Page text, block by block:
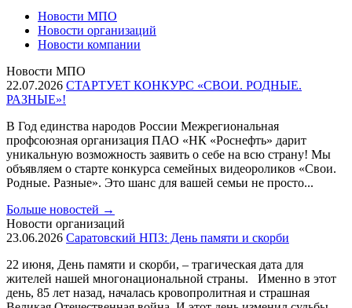
Новости МПО
Новости организаций
Новости компании
Новости МПО
22.07.2026 СТАРТУЕТ КОНКУРС «СВОИ. РОДНЫЕ.
РАЗНЫЕ»!
В Год единства народов России Межрегиональная
профсоюзная организация ПАО «НК «Роснефть» дарит
уникальную возможность заявить о себе на всю страну! Мы
объявляем о старте конкурса семейных видеороликов «Свои.
Родные. Разные». Это шанс для вашей семьи не просто...
Больше новостей →
Новости организаций
23.06.2026 Саратовский НПЗ: День памяти и скорби
22 июня, День памяти и скорби, – трагическая дата для
жителей нашей многонациональной страны. Именно в этот
день, 85 лет назад, началась кровопролитная и страшная